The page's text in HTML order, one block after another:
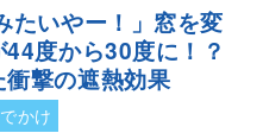
たいやー！」窓を変
度から30度に！？
衝撃の遮熱効果
かけ